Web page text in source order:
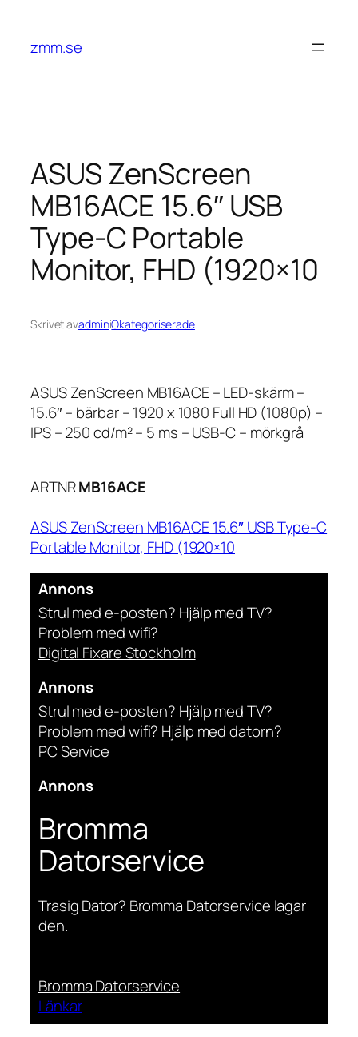
innehåll
zmm.se
ASUS ZenScreen
MB16ACE 15.6″ USB
Type-C Portable
Monitor, FHD (1920×10
Skrivet avadminiOkategoriserade
ASUS ZenScreen MB16ACE – LED-skärm –
15.6″ – bärbar – 1920 x 1080 Full HD (1080p) –
IPS – 250 cd/m² – 5 ms – USB-C – mörkgrå
ARTNRMB16ACE
ASUS ZenScreen MB16ACE 15.6″ USB Type-C
Portable Monitor, FHD (1920×10
Annons
Strul med e-posten? Hjälp med TV?
Problem med wifi?
Digital Fixare Stockholm
Annons
Strul med e-posten? Hjälp med TV?
Problem med wifi? Hjälp med datorn?
PC Service
Annons
Bromma
Datorservice
Trasig Dator? Bromma Datorservice lagar
den.
Bromma Datorservice
Länkar